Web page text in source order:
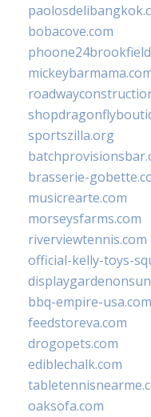
bobacove.com
sportszilla.org
brasserie-
musicrearte.com
morseysfarms.com
riverviewtennis.com
official-kelly-toys-
bbq-empire-usa.com
feedstoreva.com
drogopets.com
ediblechalk.com
oaksofa.com